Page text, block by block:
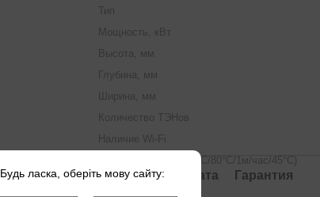
Тип
Мощность, кВт
Высота, мм
Глубина, мм
Ширина, мм
Количество ТЭНов
Наличие Wi-Fi
Время нагрева (t=50°С/80°С/1м/час/45°С)
Доставка Оплата Гарантия
Будь ласка, оберіть мову сайту: